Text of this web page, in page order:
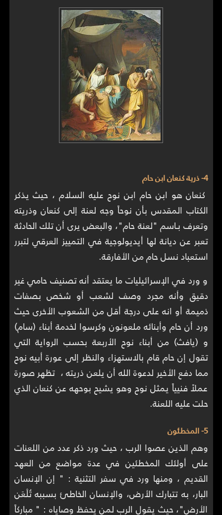
4- ذرية كنعان ابن حام
كنعان هو ابن حام ابن نوح عليه السلام ، حيث يذكر
الكتاب المقدس بأن نوحاً وجه لعنة إلى كنعان وذريته
وتعرف بـاسم "لعنة حام"، والبعض يرى أن تلك الحادثة
تعبر عن ديانة لها أيديولوجية في التمييز العرقي لتبرر
استعباد نسل حام من الأفارقة.
و ورد في الإسرائيليات ما يعتقد أنه تصنيف حامي غير
دقيق وأنه مجرد وصف لشعب أو شخص بصفات
ذميمة أو انه على درجة أقل من الشعوب الأخرى حيث
ورد أن حام وأبنائه ملعونون وكرسوا لخدمة أبناء (سام)
و (يافث) من أبناء نوح الأربعة بحسب الرواية التي
تقول إن حام قام بالاستهزاء والنظر إلى عورة أبيه نوح
مما دفع الأخير لدعوة الله أن يلعن ذريته ، تظهر صورة
عملاً فنيياً يمثل نوح وهو يشيح بوحهه عن كنعان الذي
حلت عليه اللعنة.
5- المخطئون
وهم الذين عصوا الرب ، حيث ورد ذكر عدد من اللعنات
على أولئك المخطئين في عدة مواضع من العهد
القديم ، ومنها ورد في سفر التثنية : " إن الإنسان
البار، به تتبارك الأرض، والإنسان الخاطئ بسببه تُلْعَن
الأرض"، حيث يقول الرب لمن يحفظ وصاياه : " مباركاً